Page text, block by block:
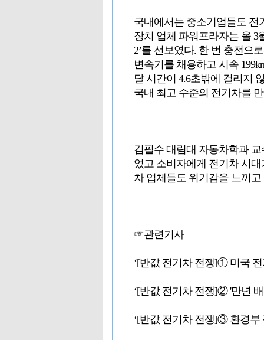
국내에서는 중소기업들도 전
장치 업체 파워프라자는 올 3
2’를 선보였다. 한 번 충전으
변속기를 채용하고 시속
달 시간이 4.6초밖에 걸리지
국내 최고 수준의 전기차를
김필수 대림대 자동차학과
었고 소비자에게 전기차 시
차 업체들도 위기감을 느끼
☞관련기사
‘[반값 전기차 전쟁]① 미국 전
‘[반값 전기차 전쟁]② '만년 배
‘[반값 전기차 전쟁]③ 환경부